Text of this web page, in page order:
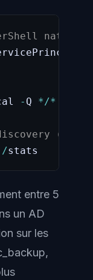
natif
- Q */*
discovery
/stats
entre 5
un AD
sur les
,